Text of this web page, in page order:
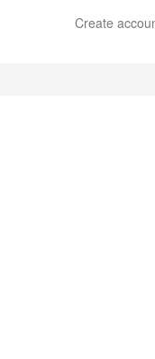
Create